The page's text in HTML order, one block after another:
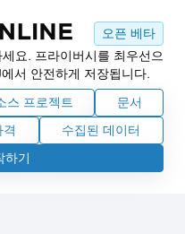
오픈 베타
요. 프라이버시를 최우선으
서 안전하게 저장됩니다.
스 프로젝트
문서
수집된 데이터
하기